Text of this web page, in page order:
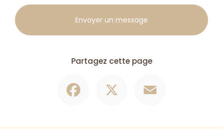
Envoyer un message
Partagez cette page